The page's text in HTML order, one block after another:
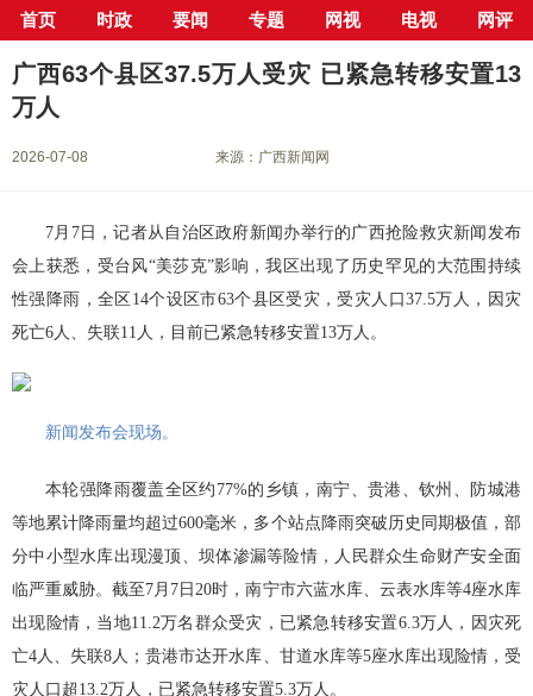
首页 时政 要闻 专题 网视 电视 网评
当前位置： 首页> 新闻中心> 广西> 正文
广西63个县区37.5万人受灾 已紧急转移安置13
万人
2026-07-08 来源：广西新闻网
7月7日，记者从自治区政府新闻办举行的广西抢险救灾新闻发布
会上获悉，受台风“美莎克”影响，我区出现了历史罕见的大范围持续
性强降雨，全区14个设区市63个县区受灾，受灾人口37.5万人，因灾
死亡6人、失联11人，目前已紧急转移安置13万人。
新闻发布会现场。
本轮强降雨覆盖全区约77%的乡镇，南宁、贵港、钦州、防城港
等地累计降雨量均超过600毫米，多个站点降雨突破历史同期极值，部
分中小型水库出现漫顶、坝体渗漏等险情，人民群众生命财产安全面
临严重威胁。截至7月7日20时，南宁市六蓝水库、云表水库等4座水库
出现险情，当地11.2万名群众受灾，已紧急转移安置6.3万人，因灾死
亡4人、失联8人；贵港市达开水库、甘道水库等5座水库出现险情，受
灾人口超13.2万人，已紧急转移安置5.3万人。